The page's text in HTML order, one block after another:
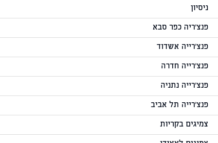
ניסיון
פנצ'ריה כפר סבא
פנצ'רייה אשדוד
פנצ'רייה חדרה
פנצ'רייה נתניה
פנצ'רייה תל אביב
צמיגים בקריות